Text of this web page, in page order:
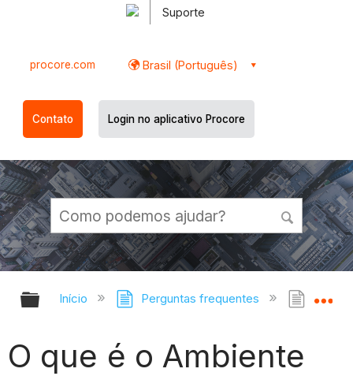
Suporte
procore.com Brasil (Português)
Contato Login no aplicativo Procore
Expandir/recolher hierarquia
Início Perguntas frequentes O
O que é o Ambiente